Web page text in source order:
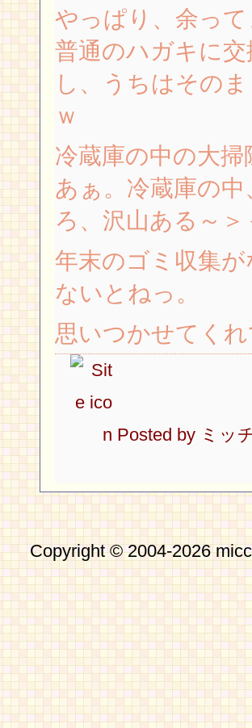
やっぱり、余っ
普通のハガキに
し、うちはその
ｗ
冷蔵庫の中の大
あぁ。冷蔵庫の
ろ、沢山ある～＞
年末のゴミ収集
ないとねっ。
思いつかせてく
Posted by ミッ
Copyright © 2004-2026